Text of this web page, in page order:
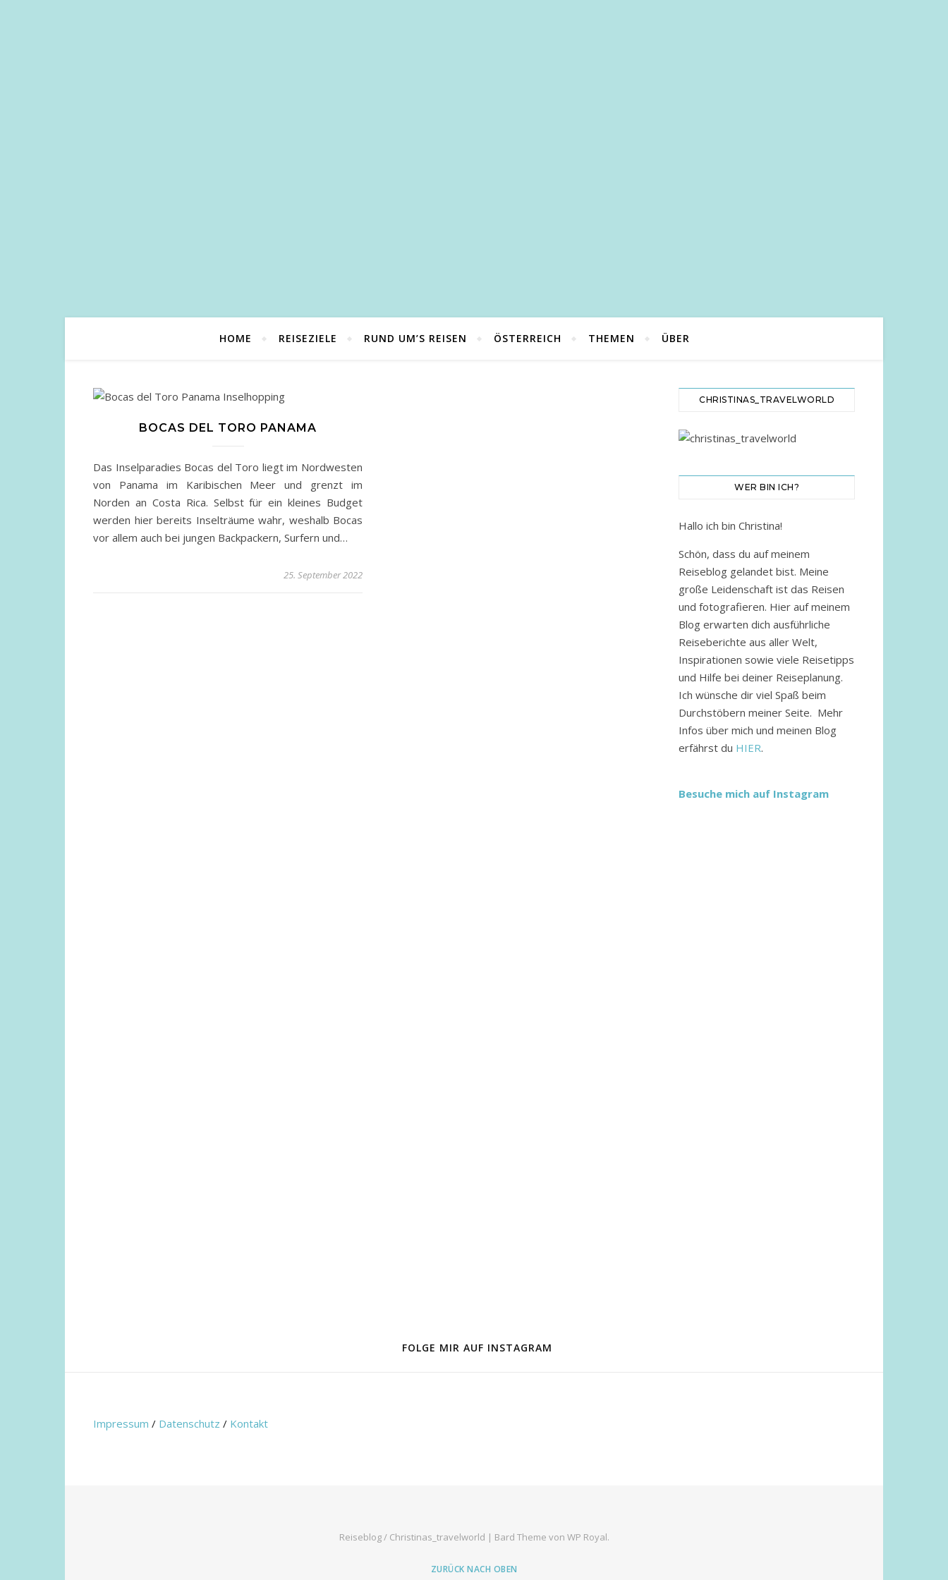
HOME REISEZIELE RUND UM’S REISEN ÖSTERREICH THEMEN ÜBER
BOCAS DEL TORO PANAMA
Das Inselparadies Bocas del Toro liegt im Nordwesten
von Panama im Karibischen Meer und grenzt im
Norden an Costa Rica. Selbst für ein kleines Budget
werden hier bereits Inselträume wahr, weshalb Bocas
vor allem auch bei jungen Backpackern, Surfern und…
25. September 2022
CHRISTINAS_TRAVELWORLD
WER BIN ICH?
Hallo ich bin Christina!
Schön, dass du auf meinem
Reiseblog gelandet bist. Meine
große Leidenschaft ist das Reisen
und fotografieren. Hier auf meinem
Blog erwarten dich ausführliche
Reiseberichte aus aller Welt,
Inspirationen sowie viele Reisetipps
und Hilfe bei deiner Reiseplanung.
Ich wünsche dir viel Spaß beim
Durchstöbern meiner Seite. Mehr
Infos über mich und meinen Blog
erfährst du HIER.
Besuche mich auf Instagram
FOLGE MIR AUF INSTAGRAM
Impressum / Datenschutz / Kontakt
Reiseblog / Christinas_travelworld | Bard Theme von WP Royal.
ZURÜCK NACH OBEN